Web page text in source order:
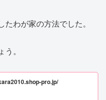
わが家の方法でした。
。
pro.jp/